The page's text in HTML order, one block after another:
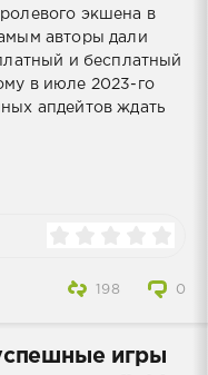
экшена в
авторы дали
и бесплатный
в июле 2023-го
апдейтов ждать
0
198
игры